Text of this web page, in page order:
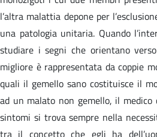
l’altra malattia depone per
una patologia unitaria. Quando
studiare i segni che orientano
migliore è rappresentata da coppie
quali il gemello sano costituisce il
ad un malato non gemello, il
sintomi si trova sempre nella
tra il concetto che egli ha